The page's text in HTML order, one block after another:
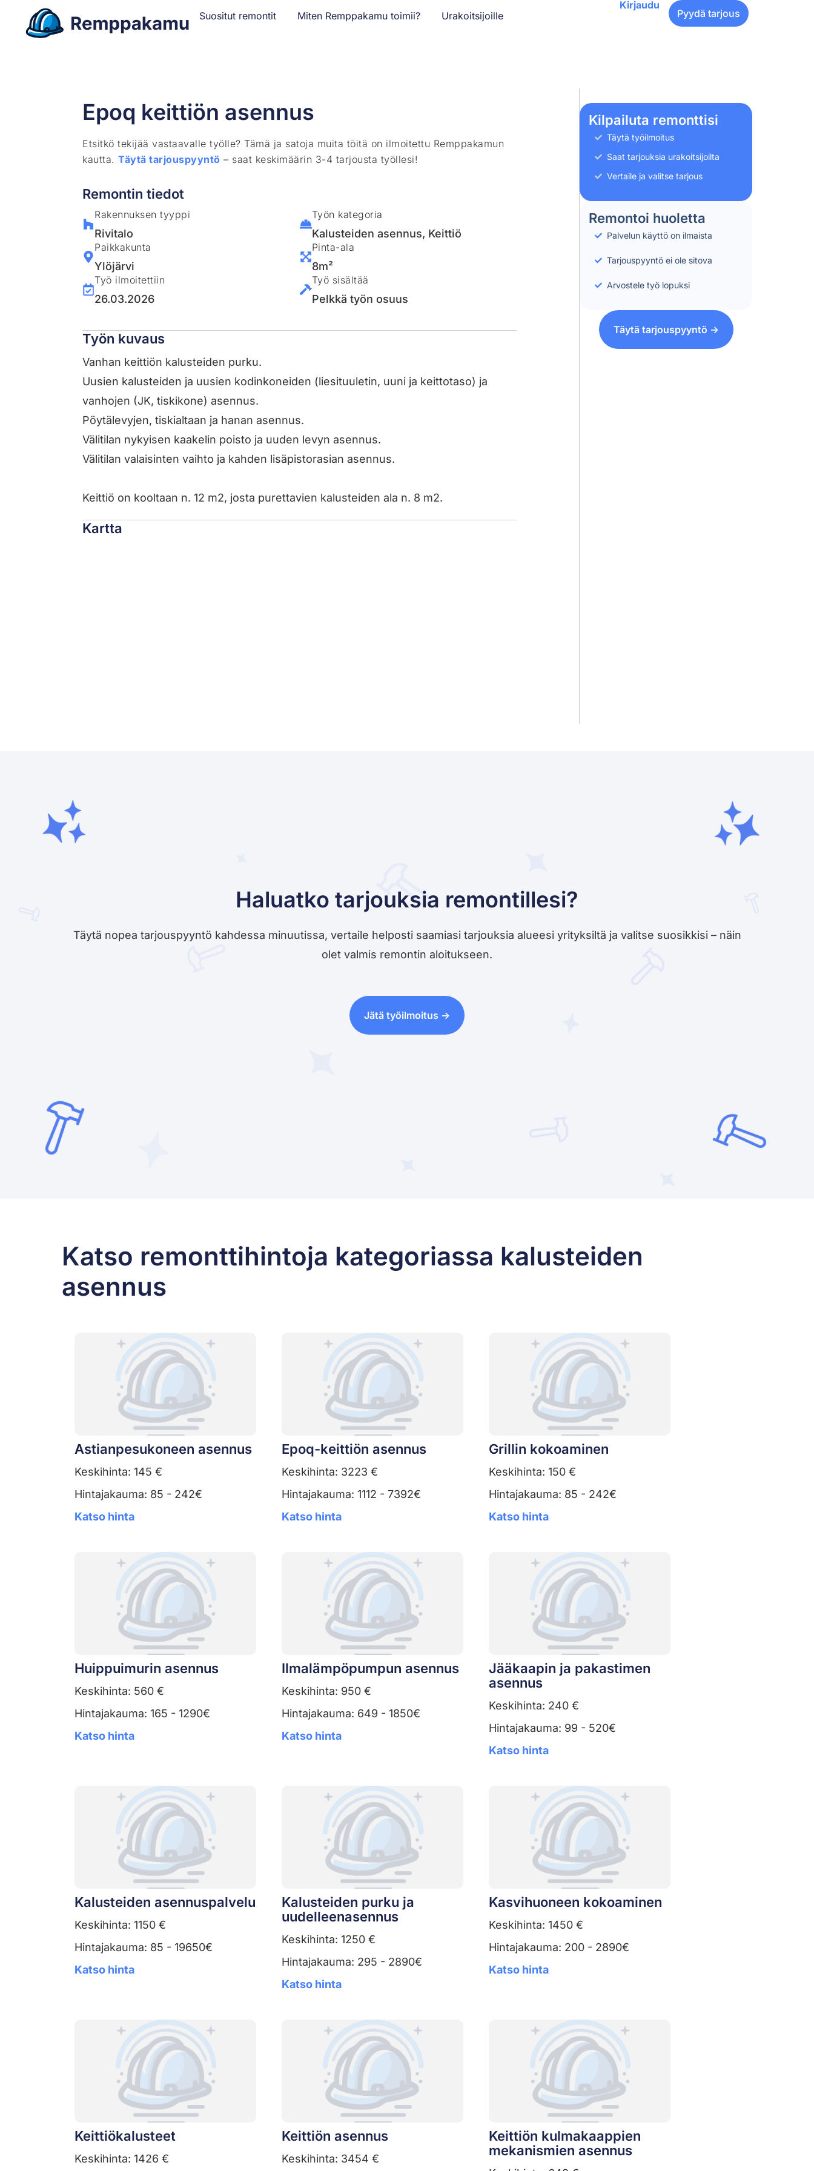
Suositut remontit Miten Remppakamu toimii? Urakoitsijoille
Kirjaudu
Pyydä tarjous
Epoq keittiön asennus
Etsitkö tekijää vastaavalle työlle? Tämä ja satoja muita töitä on ilmoitettu Remppakamun
kautta.Täytä tarjouspyyntö – saat keskimäärin 3-4 tarjousta työllesi!
Remontin tiedot
Rakennuksen tyyppi
Rivitalo
Paikkakunta
Ylöjärvi
Työ ilmoitettiin
26.03.2026
Työn kategoria
Kalusteiden asennus, Keittiö
Pinta-ala
8m²
Työ sisältää
Pelkkä työn osuus
Työn kuvaus
Vanhan keittiön kalusteiden purku.
Uusien kalusteiden ja uusien kodinkoneiden (liesituuletin, uuni ja keittotaso) ja
vanhojen (JK, tiskikone) asennus.
Pöytälevyjen, tiskialtaan ja hanan asennus.
Välitilan nykyisen kaakelin poisto ja uuden levyn asennus.
Välitilan valaisinten vaihto ja kahden lisäpistorasian asennus.
Keittiö on kooltaan n. 12 m2, josta purettavien kalusteiden ala n. 8 m2.
Kartta
Kilpailuta remonttisi
Täytä työilmoitus
Saat tarjouksia urakoitsijoilta
Vertaile ja valitse tarjous
Remontoi huoletta
Palvelun käyttö on ilmaista
Tarjouspyyntö ei ole sitova
Arvostele työ lopuksi
Täytä tarjouspyyntö ->
Haluatko tarjouksia remontillesi?
Täytä nopea tarjouspyyntö kahdessa minuutissa, vertaile helposti saamiasi tarjouksia alueesi yrityksiltä ja valitse suosikkisi – näin
olet valmis remontin aloitukseen.
Jätä työilmoitus ->
Katso remonttihintoja kategoriassa kalusteiden
asennus
Astianpesukoneen asennus
Keskihinta: 145 €
Hintajakauma: 85 - 242€
Katso hinta
Epoq-keittiön asennus
Keskihinta: 3223 €
Hintajakauma: 1112 - 7392€
Katso hinta
Grillin kokoaminen
Keskihinta: 150 €
Hintajakauma: 85 - 242€
Katso hinta
Huippuimurin asennus
Keskihinta: 560 €
Hintajakauma: 165 - 1290€
Katso hinta
Ilmalämpöpumpun asennus
Keskihinta: 950 €
Hintajakauma: 649 - 1850€
Katso hinta
Jääkaapin ja pakastimen
asennus
Keskihinta: 240 €
Hintajakauma: 99 - 520€
Katso hinta
Kalusteiden asennuspalvelu
Keskihinta: 1150 €
Hintajakauma: 85 - 19650€
Katso hinta
Kalusteiden purku ja
uudelleenasennus
Keskihinta: 1250 €
Hintajakauma: 295 - 2890€
Katso hinta
Kasvihuoneen kokoaminen
Keskihinta: 1450 €
Hintajakauma: 200 - 2890€
Katso hinta
Keittiökalusteet
Keskihinta: 1426 €
Keittiön asennus
Keskihinta: 3454 €
Keittiön kulmakaappien
mekanismien asennus